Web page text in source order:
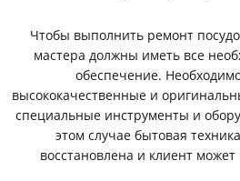
Чтобы выполнить ремонт
мастера должны иметь все
обеспечение.
высококачественные и
специальные инструменты и
этом случае бытовая
восстановлена и клиент